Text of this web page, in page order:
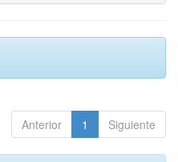
Anterior 1 Siguiente